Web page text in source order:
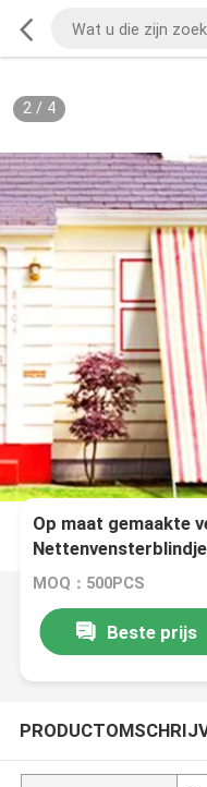
2/ 4
Op maat gemaakte
Abrasiebestendigheid
MOQ：500PCS
Beste prijs